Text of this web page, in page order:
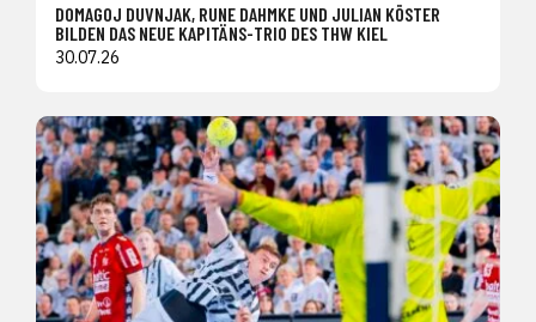
DOMAGOJ DUVNJAK, RUNE DAHMKE UND JULIAN KÖSTER
BILDEN DAS NEUE KAPITÄNS-TRIO DES THW KIEL
30.07.26